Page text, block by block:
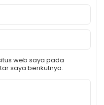
web saya pada
saya berikutnya.